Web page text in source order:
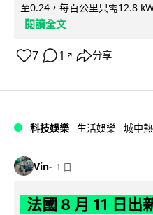
至0.24，每百公里只需12.8
閱讀全文
7 1 ↗ 分享
科技娛樂 生活娛樂 城中
Vin 1 日
法國 8 月 11 日出